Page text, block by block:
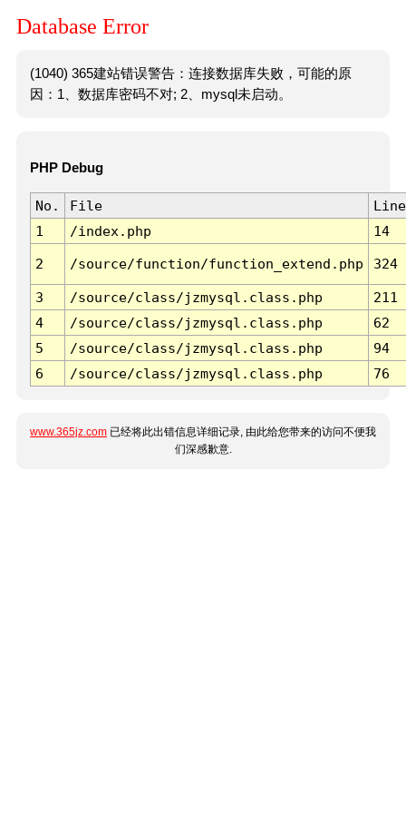
Database Error
(1040) 365建站错误警告：连接数据库失败，可能的原
因：1、数据库密码不对; 2、mysql未启动。
PHP Debug
No. File
Line
1
/index.php 14
2 /source/function/function_extend.php 324
3 /source/class/jzmysql.class.php
211
4
/source/class/jzmysql.class.php
62
5
/source/class/jzmysql.class.php
94
6
/source/class/jzmysql.class.php 76
www.365jz.com 已经将此出错信息详细记录, 由此给您带来的访问不便我
们深感歉意.